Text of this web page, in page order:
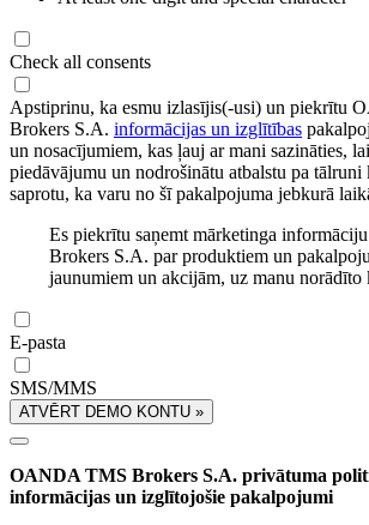
Check all consents
Apstiprinu, ka esmu izlasījis(-usi) un piekrītu
Brokers S.A. informācijas un izglītības
un nosacījumiem, kas ļauj ar mani sazināties,
piedāvājumu un nodrošinātu atbalstu pa
saprotu, ka varu no šī pakalpojuma jebkurā
Es piekrītu saņemt mārketinga
Brokers S.A. par produktiem un
jaunumiem un akcijām, uz manu
E-pasta
SMS/MMS
ATVĒRT DEMO KONTU »
OANDA TMS Brokers S.A. privātuma
informācijas un izglītojošie pakalpojumi